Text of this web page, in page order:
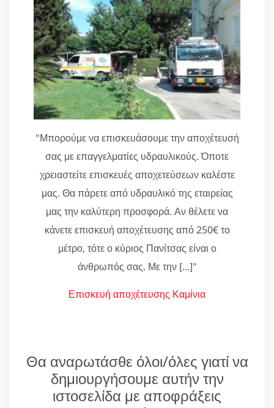
"Μπορούμε να επισκευάσουμε την αποχέτευσή
σας με επαγγελματίες υδραυλικούς. Όποτε
χρειαστείτε επισκευές αποχετεύσεων καλέστε
μας. Θα πάρετε από υδραυλικό της εταιρείας
μας την καλύτερη προσφορά. Αν θέλετε να
κάνετε επισκευή αποχέτευσης από 250€ το
μέτρο, τότε ο κύριος Πανίτσας είναι ο
άνθρωπός σας. Με την [...]"
Επισκευή αποχέτευσης Καμίνια
Θα αναρωτάσθε όλοι/όλες γιατί να
δημιουργήσουμε αυτήν την
ιστοσελίδα με αποφράξεις